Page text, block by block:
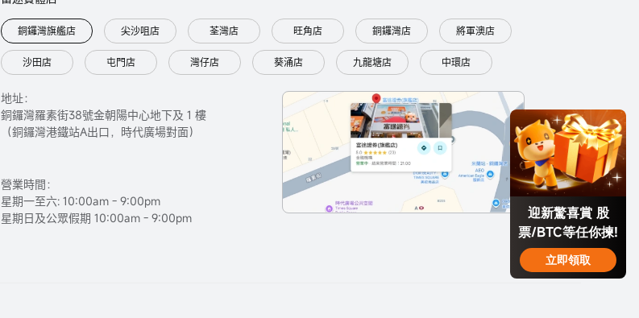
迎新驚喜賞 股
票/BTC等任你揀!
立即領取
銅鑼灣旗艦店 尖沙咀店 荃灣店 旺角店 銅鑼灣店 將軍澳店
沙田店 屯門店 灣仔店 葵涌店 九龍塘店 中環店
地址：
銅鑼灣羅素街38號金朝陽中心地下及 1 樓
（銅鑼灣港鐵站A出口，時代廣場對面）
營業時間：
星期一至六: 10:00am - 9:00pm
星期日及公眾假期 10:00am - 9:00pm